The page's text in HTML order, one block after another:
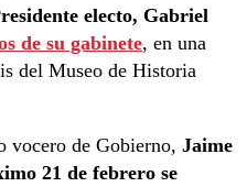
electo, Gabriel
de su gabinete, en una
del Museo de Historia
vocero de Gobierno, Jaime
21 de febrero se